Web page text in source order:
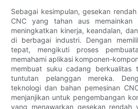
Sebagai kesimpulan, gesekan
CNC yang tahan aus memainkan
meningkatkan kinerja, keandalan,
di berbagai industri. Dengan
tepat, mengikuti proses
memahami aplikasi komponen-
membuat suku cadang berkualitas
tuntutan pelanggan mereka.
teknologi dan bahan pemesinan
menjanjikan untuk pengembangan
yang menawarkan gesekan